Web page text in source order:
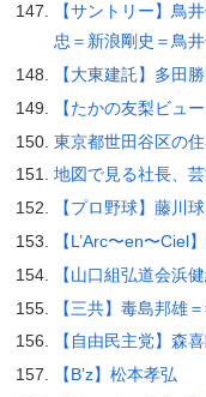
【サントリー】鳥
忠＝新浪剛史＝鳥
【大東建託】多田
【たかの友梨ビュ
東京都世田谷区の
地図で見る社長、
【プロ野球】藤川
【L’Arc〜en〜Ciel
【山口組弘道会浜
【三共】毒島邦雄
【自由民主党】森
【B’z】松本孝弘